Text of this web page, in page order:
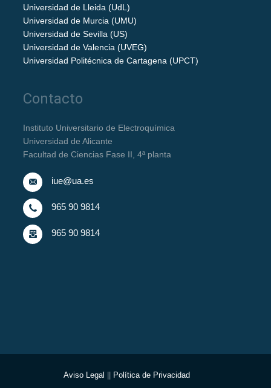
Universidad de Lleida (UdL)
Universidad de Murcia (UMU)
Universidad de Sevilla (US)
Universidad de Valencia (UVEG)
Universidad Politécnica de Cartagena (UPCT)
Contacto
Instituto Universitario de Electroquímica
Universidad de Alicante
Facultad de Ciencias Fase II, 4ª planta
iue@ua.es
965 90 9814
965 90 9814
Aviso Legal
Política de Privacidad